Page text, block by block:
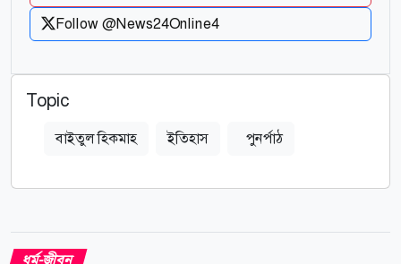
Follow @News24Online4
Topic
বাইতুল হিকমাহ ইতিহাস পুনর্পাঠ
ধর্ম-জীবন